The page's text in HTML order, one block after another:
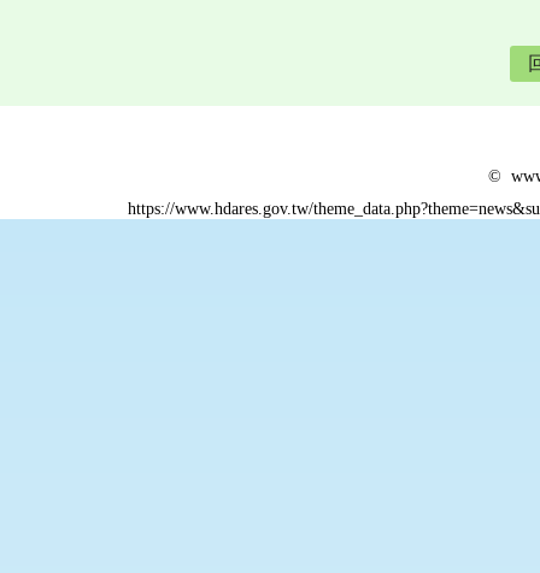
©
https://www.hdares.gov.tw/